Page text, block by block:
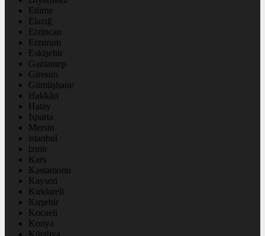
Edirne
Elazığ
Erzincan
Erzurum
Eskişehir
Gaziantep
Giresun
Gümüşhane
Hakkâri
Hatay
Isparta
Mersin
istanbul
izmir
Kars
Kastamonu
Kayseri
Kırklareli
Kırşehir
Kocaeli
Konya
Kütahya